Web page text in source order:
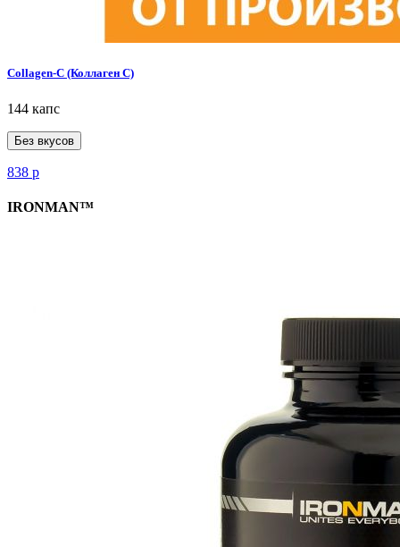
Collagen-C (Коллаген С)
144 капс
Без вкусов
838 р
IRONMAN™